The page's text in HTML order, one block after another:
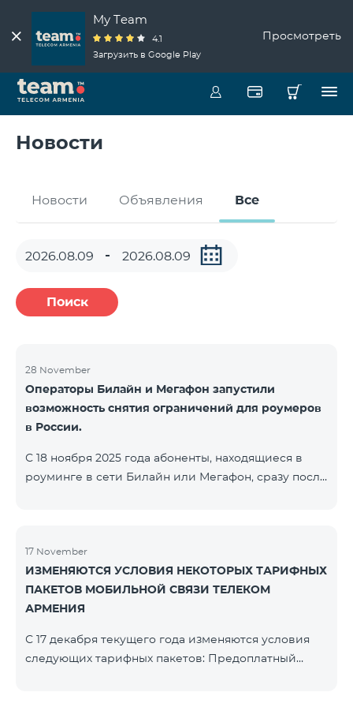
My Team
4.1
Загрузить в Google Play
Просмотреть
Новости
Новости Объявления Все
Поиск
28 November
Операторы Билайн и Мегафон запустили
возможность снятия ограничений для роумеров
в России.
С 18 ноября 2025 года абоненты, находящиеся в
роуминге в сети Билайн или Мегафон, сразу после
успешного завершения доступ к интернету и SMS
восстанавливается автоматически. Обращаем
внимание, что ссылка Captcha работает только при
подключении к мобильной сети данных
Fi и VPN должны быть отключен
17 November
ИЗМЕНЯЮТСЯ УСЛОВИЯ НЕКОТОРЫХ ТАРИФНЫХ
ПАКЕТОВ МОБИЛЬНОЙ СВЯЗИ ТЕЛЕКОМ
АРМЕНИЯ
С 17 декабря текущего года изменяются условия
следующих тарифных пакетов: Предоплатный